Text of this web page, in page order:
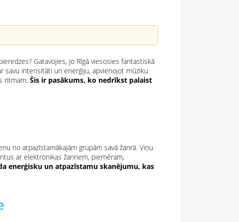
Gatavojies, jo Rīgā viesosies fantastiskā
savu intensitāti un enerģiju, apvienojot mūziku
ritmam. Šis ir pasākums, ko nedrīkst palaist
no atpazīstamākajām grupām savā žanrā. Viņu
ar elektronikas žanriem, piemēram,
enerģisku un atpazīstamu skanējumu, kas